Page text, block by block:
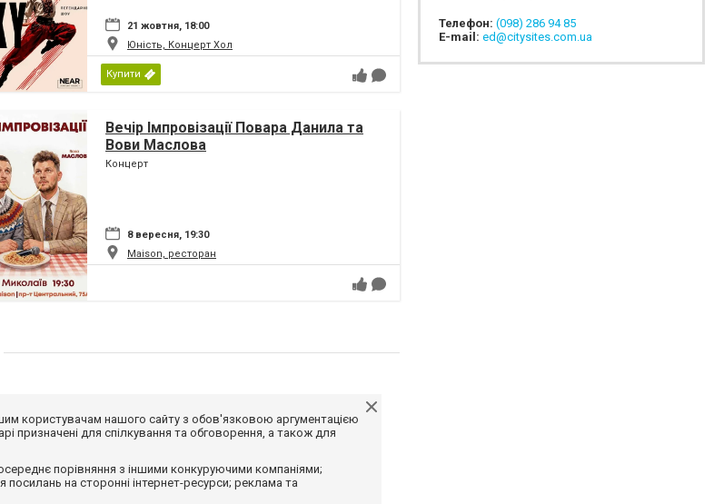
21 жовтня, 18:00
Юність, Концерт Хол
Купити
Вечір Імпровізації Повара Данила та
Вови Маслова
Концерт
8 вересня, 19:30
Maison, ресторан
користувачам нашого сайту з обов'язковою аргументацією
призначені для спілкування та обговорення, а також для
порівняння з іншими конкуруючими компаніями;
посилань на сторонні інтернет-ресурси; реклама та
Телефон: (098) 286 94 85
E-mail: ed@citysites.com.ua